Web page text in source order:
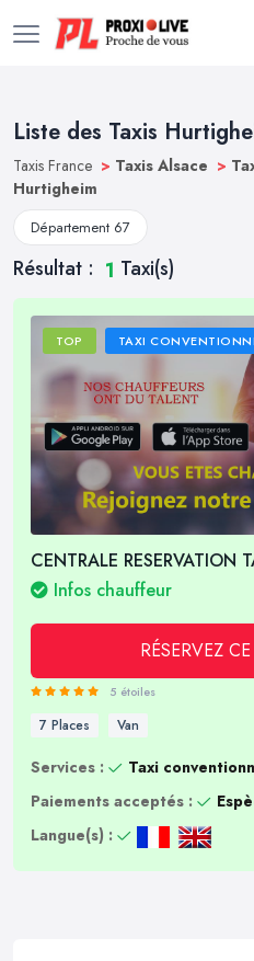
Liste des Taxis
Taxis France > Taxis Alsace >
Hurtigheim
Département 67
Résultat : 1 Taxi(s)
TOP TAXI
CENTRALE RESERVATION
Infos chauffeur
RÉSERVEZ
5 étoiles
7 Places Van
Services :
Taxi
Paiements acceptés :
Langue(s) :